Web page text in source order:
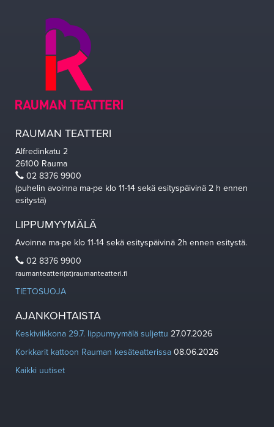
RAUMAN TEATTERI
Alfredinkatu 2
26100 Rauma
02 8376 9900
(puhelin avoinna ma-pe klo 11-14 sekä esityspäivinä 2 h ennen
esitystä)
LIPPUMYYMÄLÄ
Avoinna ma-pe klo 11-14 sekä esityspäivinä 2h ennen esitystä.
02 8376 9900
raumanteatteri(at)raumanteatteri.fi
TIETOSUOJA
AJANKOHTAISTA
Keskiviikkona 29.7. lippumyymälä suljettu 27.07.2026
Korkkarit kattoon Rauman kesäteatterissa 08.06.2026
Kaikki uutiset